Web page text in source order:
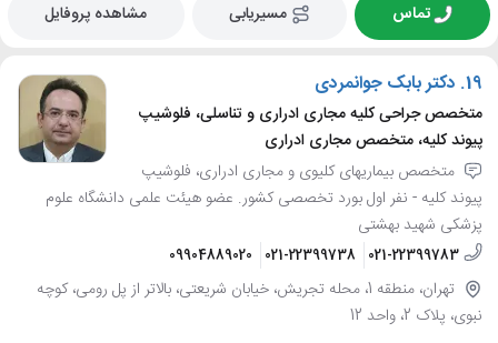
تماس مسیریابی مشاهده پروفایل
19. دکتر بابک جوانمردی
متخصص جراحی کلیه مجاری ادراری و تناسلی، فلوشیپ
پیوند کلیه، متخصص مجاری ادراری
متخصص بیماریهای کلیوی و مجاری ادراری، فلوشیپ
پیوند کلیه - نفر اول بورد تخصصی کشور. عضو هیئت علمی دانشگاه علوم
پزشکی شهید بهشتی
021-22399783
021-22399738
09904889020
تهران، منطقه 1، محله تجریش، خیابان شریعتی، بالاتر از پل رومی، کوچه
نبوی، پلاک 2، واحد 12